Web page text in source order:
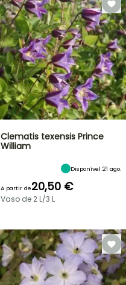
Clematis texensis Prince
William
Disponível 21 ago.
A partir de20,50 €
Vaso de 2 L/3 L